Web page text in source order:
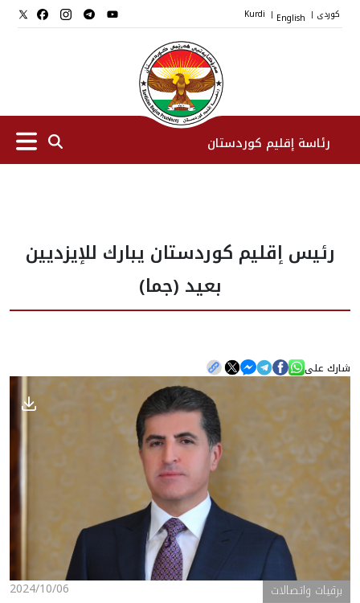
کوردی |
English
|
Kurdi
رئاسة إقليم كوردستان
نواب الرئيس
طاقم الرئاسة
المؤسسات
الأخبار
المعرض
رئيس إقليم كوردستان يبارك للإيزديين
بعيد (جما)
شارك على
2024/10/06 برقيات واتصالات